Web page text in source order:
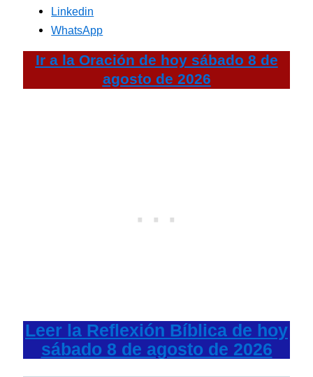
Linkedin
WhatsApp
Ir a la Oración de hoysábado 8 de
agosto de 2026
Leer la Reflexión Bíblica de hoy
sábado 8 de agosto de 2026